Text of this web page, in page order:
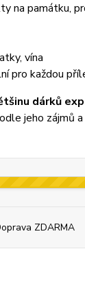
na památku,
vína
pro každou
dárků
jeho zájmů
ZDARMA